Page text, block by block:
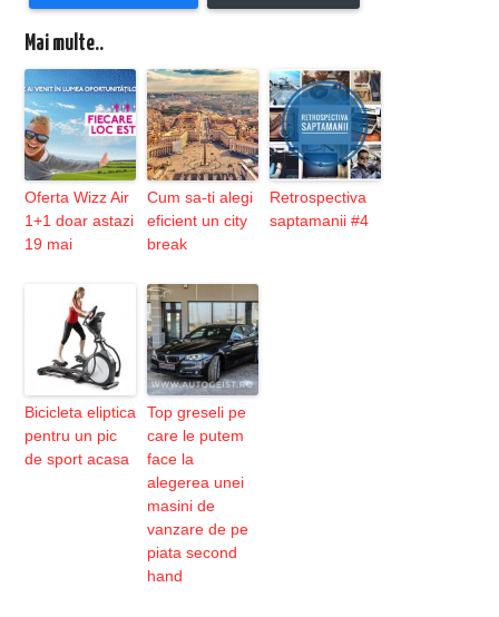
Mai multe..
Oferta Wizz Air
1+1 doar astazi
19 mai
Cum sa-ti alegi
eficient un city
break
Retrospectiva
saptamanii #4
Bicicleta eliptica
pentru un pic
de sport acasa
Top greseli pe
care le putem
face la
alegerea unei
masini de
vanzare de pe
piata second
hand